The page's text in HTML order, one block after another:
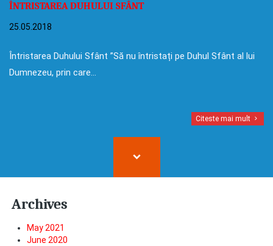
ÎNTRISTAREA DUHULUI SFÂNT
25.05.2018
Întristarea Duhului Sfânt ”Să nu întristați pe Duhul Sfânt al lui
Dumnezeu, prin care…
Citeste mai mult
Archives
May 2021
June 2020